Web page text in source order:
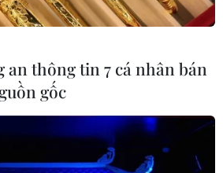
an thông tin 7 cá nhân bán
gốc